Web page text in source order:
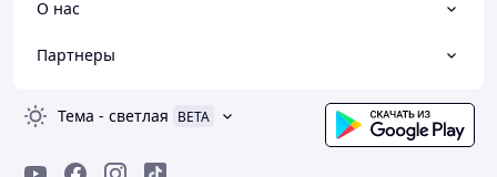
О нас
Партнеры
Тема - светлая BETA